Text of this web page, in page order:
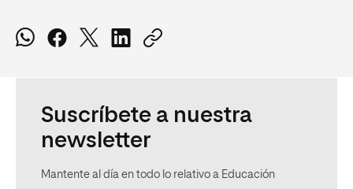
Suscríbete a nuestra
newsletter
Mantente al día en todo lo relativo a Educación